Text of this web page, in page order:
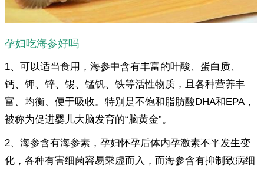
孕妇吃海参好吗
1、可以适当食用，海参中含有丰富的叶酸、蛋白质、
钙、钾、锌、锡、锰钒、铁等活性物质，且各种营养丰
富、均衡、便于吸收。特别是不饱和脂肪酸DHA和EPA，
被称为促进婴儿大脑发育的“脑黄金”。
2、海参含有海参素，孕妇怀孕后体内孕激素不平发生变
化，各种有害细菌容易乘虚而入，而海参含有抑制致病细